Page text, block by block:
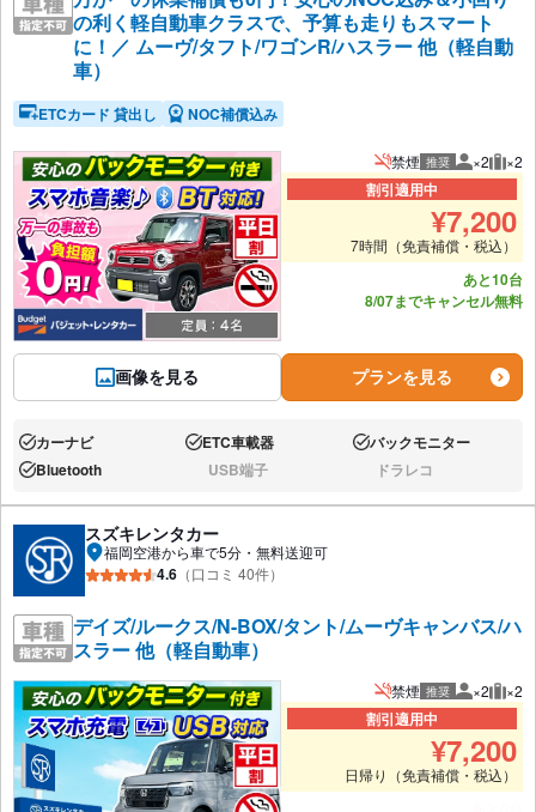
の利く軽自動車クラスで、予算も走りもスマート
に！／ ムーヴ/タフト/ワゴンR/ハスラー 他（軽自動
車）
ETCカード 貸出し NOC補償込み
画像を見る
禁煙 推奨 推奨人数
×2 推
×2
割引適用中
¥7,200
7時間（免責補償・税込）
あと10台
8/07までキャンセル無料
プランを見る
あり:カーナビ あり:ETC車載器 あり:バックモニター
あり:Bluetooth なし:USB端子 なし:ドラレコ
スズキレンタカー
福岡空港から車で5分・無料送迎可
4.6 （口コミ 40件）
デイズ/ルークス/N-BOX/タント/ムーヴキャンバス/ハ
スラー 他（軽自動車）
禁煙 推奨 推奨人数
×2 推
×2
割引適用中
¥7,200
日帰り（免責補償・税込）